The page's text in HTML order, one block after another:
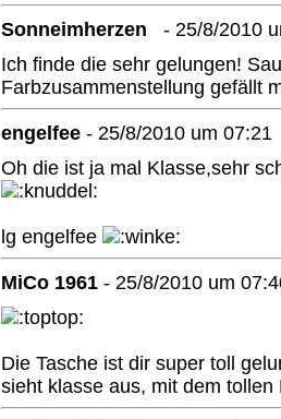
Sonneimherzen
- 25/8/2010
Ich finde die sehr gelungen!
Farbzusammenstellung gefällt
engelfee - 25/8/2010 um 07:21
Oh die ist ja mal Klasse,sehr
lg engelfee
MiCo 1961 - 25/8/2010 um
Die Tasche ist dir super toll
sieht klasse aus, mit dem tollen